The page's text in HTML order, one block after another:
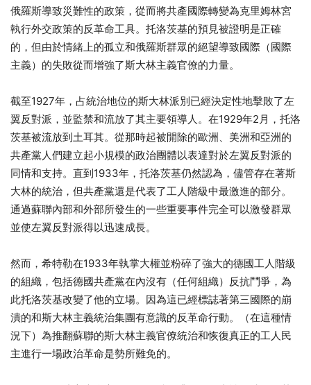
俄羅斯導致災難性的政策，從而將共產國際轉變為克里姆林宮
執行外交政策的反革命工具。托洛茨基的預見被證明是正確
的，但由於情緒上的孤立和俄羅斯群眾的絕望導致國際（國際
主義）的失敗從而增強了斯大林主義官僚的力量。
截至1927年，占統治地位的斯大林派別已經決定性地擊敗了左
翼反對派，並監禁和流放了其主要領導人。在1929年2月，托洛
茨基被流放到土耳其。從那時起被開除的歐洲、美洲和亞洲的
共產黨人們建立起小規模的政治團體以表達對於左翼反對派的
同情和支持。直到1933年，托洛茨基仍然認為，儘管存在著斯
大林的統治，但共產黨還是代表了工人階級中最激進的部分。
通過蘇聯內部和外部所發生的一些重要事件完全可以激發群眾
並使左翼反對派得以迅速成長。
然而，希特勒在1933年執掌大權並粉碎了強大的德國工人階級
的組織，包括德國共產黨在內沒有（任何組織）反抗鬥爭，為
此托洛茨基改變了他的立場。因為這已經標誌著第三國際的崩
潰的和斯大林主義統治集團有意識的反革命行動。（在這種情
況下）為推翻蘇聯的斯大林主義官僚統治和恢復真正的工人民
主進行一場政治革命是勢所難免的。